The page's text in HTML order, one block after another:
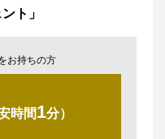
ト」
お持ちの方
時間1分）